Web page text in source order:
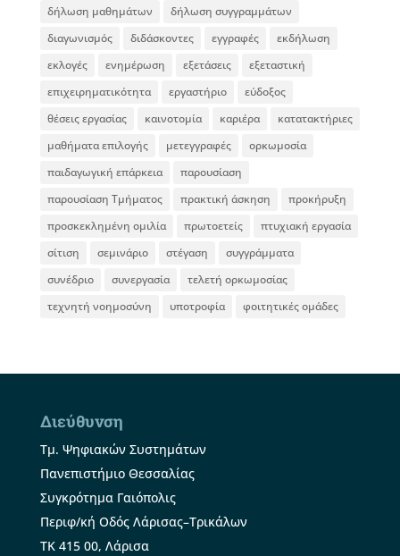
δήλωση μαθημάτων
δήλωση συγγραμμάτων
διαγωνισμός
διδάσκοντες εγγραφές
εκδήλωση
εκλογές
ενημέρωση εξετάσεις
εξεταστική
επιχειρηματικότητα
εργαστήριο
εύδοξος
θέσεις εργασίας
καινοτομία καριέρα
κατατακτήριες
μαθήματα επιλογής
μετεγγραφές
ορκωμοσία
παιδαγωγική επάρκεια
παρουσίαση
παρουσίαση Τμήματος
πρακτική άσκηση
προκήρυξη
προσκεκλημένη ομιλία
πρωτοετείς
πτυχιακή εργασία
σίτιση
σεμινάριο στέγαση
συγγράμματα
συνέδριο
συνεργασία
τελετή ορκωμοσίας
τεχνητή νοημοσύνη
υποτροφία φοιτητικές ομάδες
Διεύθυνση
Τμ. Ψηφιακών Συστημάτων
Πανεπιστήμιο Θεσσαλίας
Συγκρότημα Γαιόπολις
Περιφ/κή Οδός Λάρισας–Τρικάλων
ΤΚ 415 00, Λάρισα